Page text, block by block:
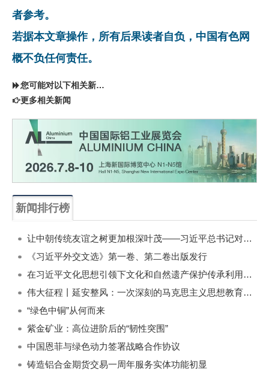
者参考。
若据本文章操作，所有后果读者自负，中国有色网
概不负任何责任。
您可能对以下相关新闻同样感兴趣
更多相关新闻
新闻排行榜
让中朝传统友谊之树更加根深叶茂——习近平总书记对朝鲜进行国事访问纪实
《习近平外交文选》第一卷、第二卷出版发行
在习近平文化思想引领下文化和自然遗产保护传承利用工作开创新局面
伟大征程丨延安整风：一次深刻的马克思主义思想教育运动
“绿色中铜”从何而来
紫金矿业：高位进阶后的“韧性突围”
中国恩菲与绿色动力签署战略合作协议
铸造铝合金期货交易一周年服务实体功能初显